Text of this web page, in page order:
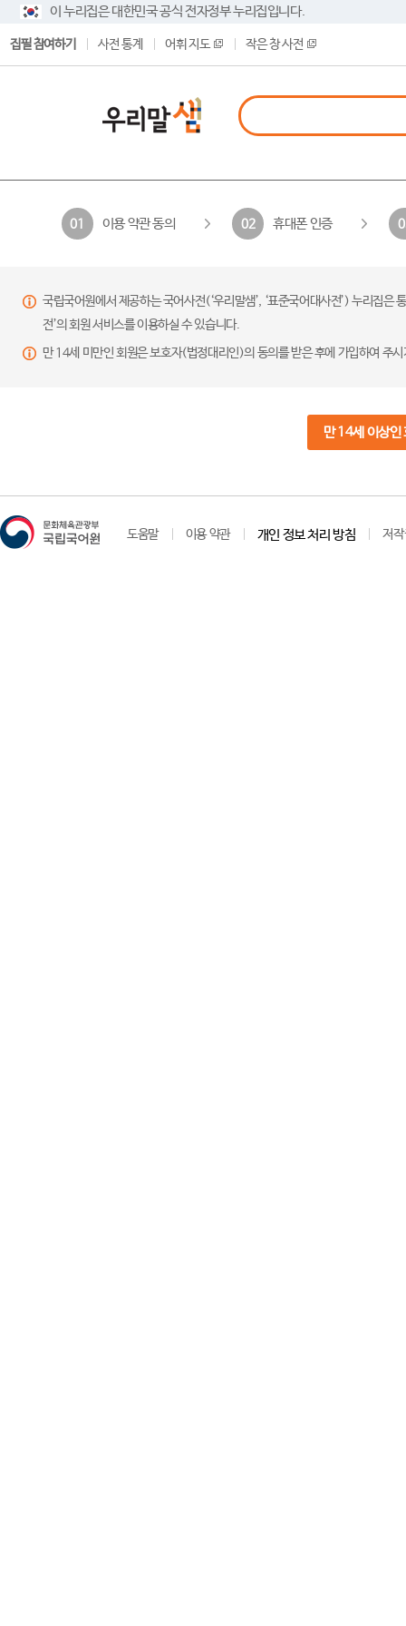
이 누리집은 대한민국 공식 전자정부 누리집입니다.
집필 참여하기 사전 통계 어휘 지도 작은 창 사전
01 이용 약관 동의 02 휴대폰 인증
국립국어원에서 제공하는 국어사전(‘우리말샘’, ‘표준국어대사전’) 누리집
전’의 회원 서비스를 이용하실 수 있습니다.
만 14세 미만인 회원은 보호자(법정대리인)의 동의를 받은 후에 가입하여 주
만 14세 이상인
도움말 이용 약관 개인 정보 처리 방침 저